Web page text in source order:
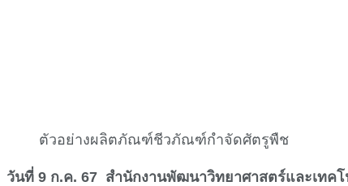
ตัวอย่างผลิตภัณฑ์ชีวภัณฑ์กำจัดศัตรูพืช
วันที่ 9 ก.ค. 67 สำนักงานพัฒนาวิทยาศาสตร์และเทค